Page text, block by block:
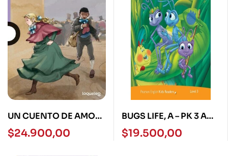
UN CUENTO DE AMOR
EN MAYO – LOQUELEO
–
$24.900,00
BUGS LIFE, A – PK 3 AME
N/E
$19.500,00